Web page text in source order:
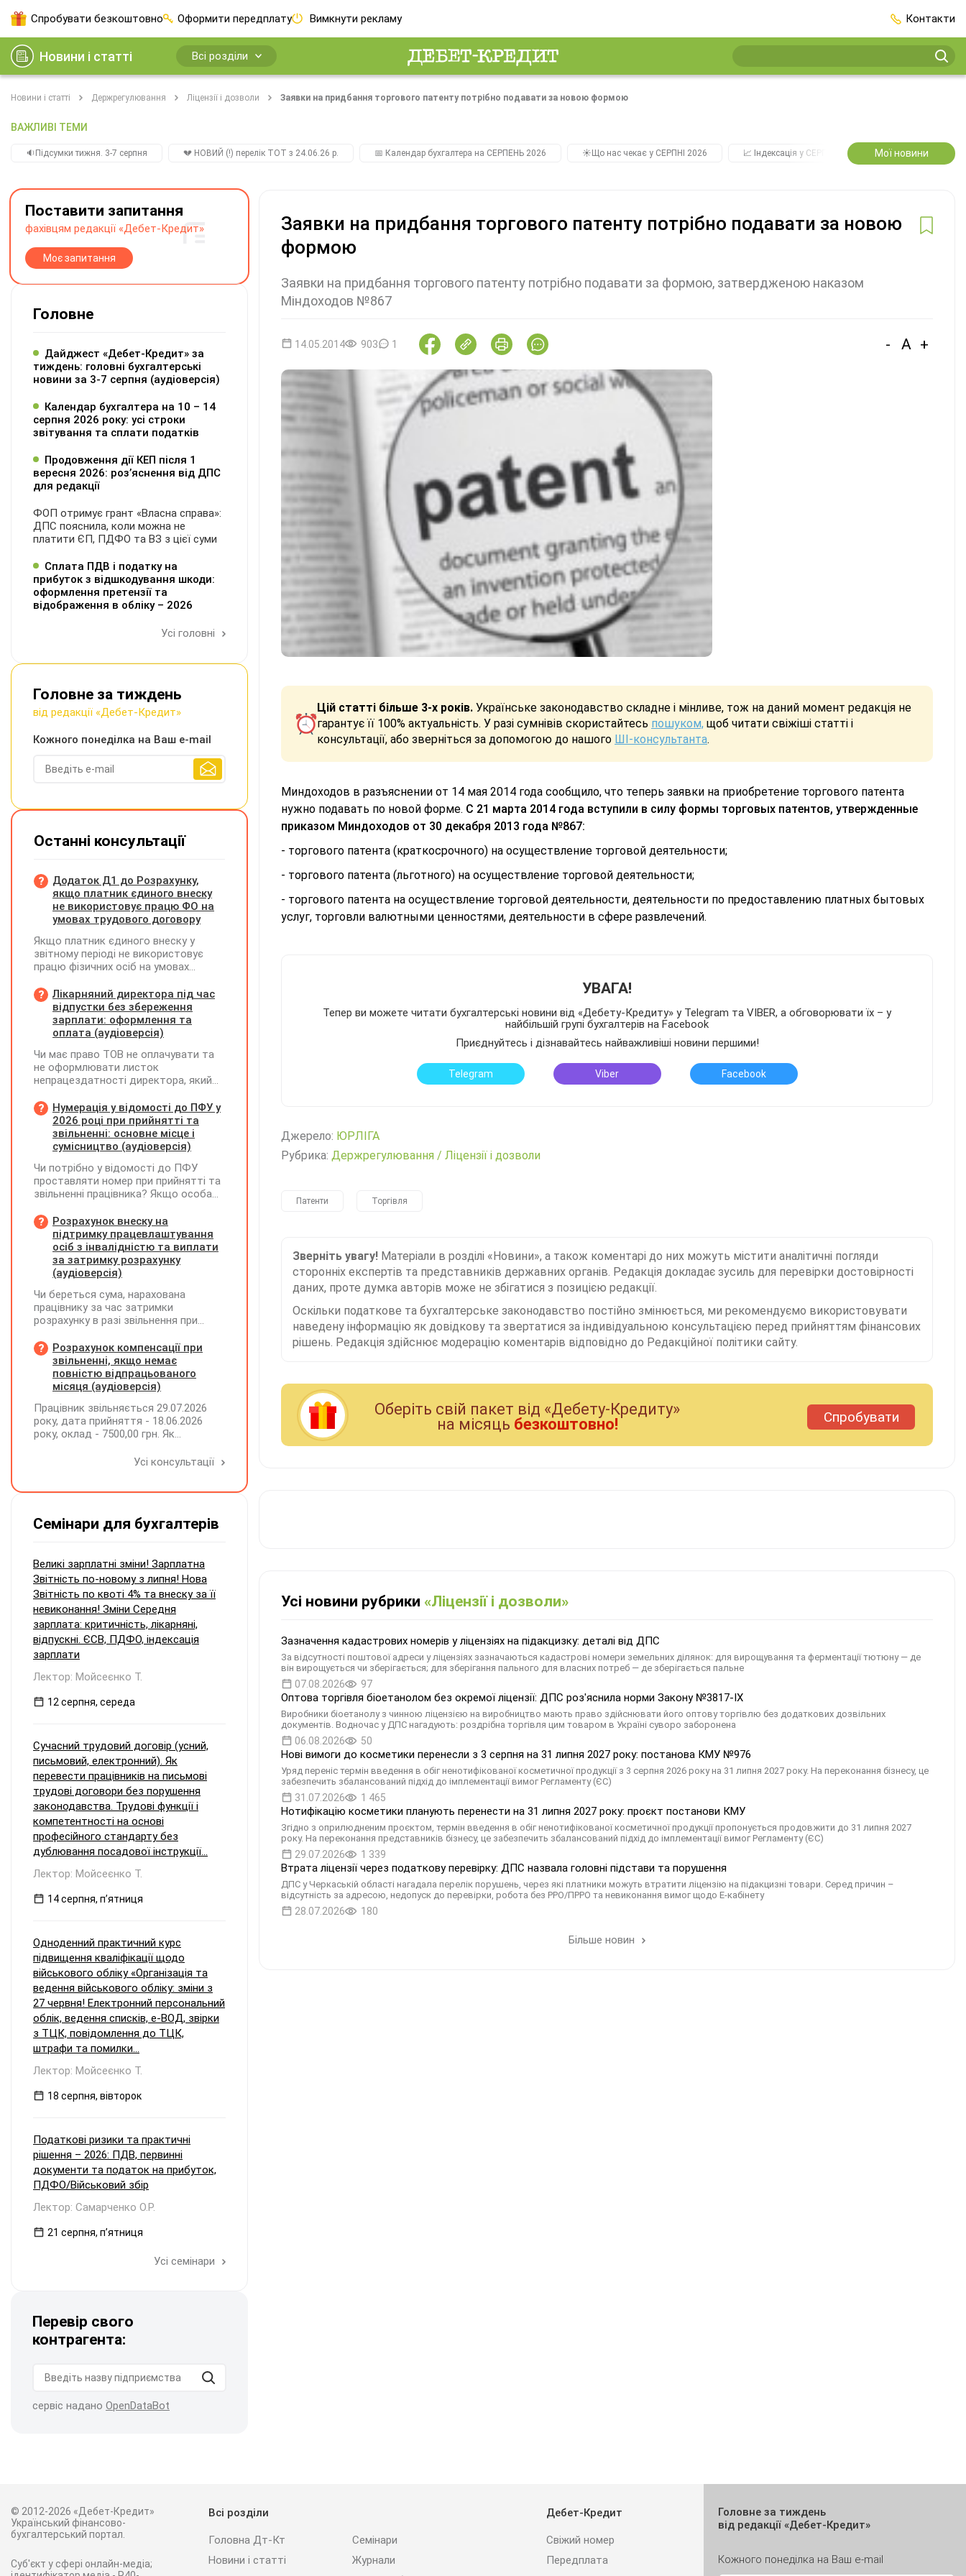
Спробувати безкоштовно Оформити передплату Вимкнути рекламу Контакти
Новини і статті Всі розділи
Новини і статті Держрегулювання Ліцензії і дозволи Заявки на придбання торгового патенту потрібно подавати за новою формою
ВАЖЛИВІ ТЕМИ
🔉Підсумки тижня. 3-7 серпня 💔 НОВИЙ (!) перелік ТОТ з 24.06.26 р. 📅 Календар бухгалтера на СЕРПЕНЬ 2026 ☀️Що нас чекає у СЕРПНІ 2026 📈 Індексація у СЕРПНІ 2️⃣0️⃣2️⃣7️⃣ Усі ключові
Мої новини
Заявки на придбання торгового патенту потрібно подавати за новою
формою
Заявки на придбання торгового патенту потрібно подавати за формою, затвердженою наказом
Міндоходов №867
14.05.2014 903 1 - A +
Цій статті більше 3-х років. Українське законодавство складне і мінливе, тож на даний момент редакція не
гарантує її 100% актуальність. У разі сумнівів скористайтесь пошуком, щоб читати свіжіші статті і
консультації, або зверніться за допомогою до нашого ШІ-консультанта.
Миндоходов в разъяснении от 14 мая 2014 года сообщило, что теперь заявки на приобретение торгового патента
нужно подавать по новой форме. С 21 марта 2014 года вступили в силу формы торговых патентов, утвержденные
приказом Миндоходов от 30 декабря 2013 года №867:
- торгового патента (краткосрочного) на осуществление торговой деятельности;
- торгового патента (льготного) на осуществление торговой деятельности;
- торгового патента на осуществление торговой деятельности, деятельности по предоставлению платных бытовых
услуг, торговли валютными ценностями, деятельности в сфере развлечений.
УВАГА!
Тепер ви можете читати бухгалтерські новини від «Дебету-Кредиту» у Telegram та VIBER, а обговорювати їх – у
найбільшій групі бухгалтерів на Facebook
Приєднуйтесь і дізнавайтесь найважливіші новини першими!
Telegram Viber Facebook
Джерело: ЮРЛІГА
Рубрика: Держрегулювання / Ліцензії і дозволи
Патенти Торгівля
Зверніть увагу! Матеріали в розділі «Новини», а також коментарі до них можуть містити аналітичні погляди
сторонніх експертів та представників державних органів. Редакція докладає зусиль для перевірки достовірності
даних, проте думка авторів може не збігатися з позицією редакції.
Оскільки податкове та бухгалтерське законодавство постійно змінюється, ми рекомендуємо використовувати
наведену інформацію як довідкову та звертатися за індивідуальною консультацією перед прийняттям фінансових
рішень. Редакція здійснює модерацію коментарів відповідно до Редакційної політики сайту.
Оберiть свiй пакет вiд «Дебету-Кредиту»
на мiсяць безкоштовно! Спробувати
Усі новини рубрики «Ліцензії і дозволи»
Зазначення кадастрових номерів у ліцензіях на підакцизку: деталі від ДПС
За відсутності поштової адреси у ліцензіях зазначаються кадастрові номери земельних ділянок: для вирощування та ферментації тютюну — де
він вирощується чи зберігається; для зберігання пального для власних потреб — де зберігається пальне
07.08.2026 97
Оптова торгівля біоетанолом без окремої ліцензії: ДПС роз'яснила норми Закону №3817-IX
Виробники біоетанолу з чинною ліцензією на виробництво мають право здійснювати його оптову торгівлю без додаткових дозвільних
документів. Водночас у ДПС нагадують: роздрібна торгівля цим товаром в Україні суворо заборонена
06.08.2026 50
Нові вимоги до косметики перенесли з 3 серпня на 31 липня 2027 року: постанова КМУ №976
Уряд переніс термін введення в обіг ненотифікованої косметичної продукції з 3 серпня 2026 року на 31 липня 2027 року. На переконання бізнесу, це
забезпечить збалансований підхід до імплементації вимог Регламенту (ЄС)
31.07.2026 1 465
Нотифікацію косметики планують перенести на 31 липня 2027 року: проєкт постанови КМУ
Згідно з оприлюдненим проєктом, термін введення в обіг ненотифікованої косметичної продукції пропонується продовжити до 31 липня 2027
року. На переконання представників бізнесу, це забезпечить збалансований підхід до імплементації вимог Регламенту (ЄС)
29.07.2026 1 339
Втрата ліцензії через податкову перевірку: ДПС назвала головні підстави та порушення
ДПС у Черкаській області нагадала перелік порушень, через які платники можуть втратити ліцензію на підакцизні товари. Серед причин –
відсутність за адресою, недопуск до перевірки, робота без РРО/ПРРО та невиконання вимог щодо Е-кабінету
28.07.2026 180
Більше новин
Поставити запитання
фахівцям редакції «Дебет-Кредит»
Моє запитання
Головне
Дайджест «Дебет-Кредит» за
тиждень: головні бухгалтерські
новини за 3-7 серпня (аудіоверсія)
Календар бухгалтера на 10 – 14
серпня 2026 року: усі строки
звітування та сплати податків
Продовження дії КЕП після 1
вересня 2026: розʼяснення від ДПС
для редакції
ФОП отримує грант «Власна справа»:
ДПС пояснила, коли можна не
платити ЄП, ПДФО та ВЗ з цієї суми
Сплата ПДВ і податку на
прибуток з відшкодування шкоди:
оформлення претензії та
відображення в обліку – 2026
Усі головні
Головне за тиждень
від редакції «Дебет-Кредит»
Кожного понеділка на Ваш e-mail
Останні консультації
Додаток Д1 до Розрахунку,
якщо платник єдиного внеску
не використовує працю ФО на
умовах трудового договору
Якщо платник єдиного внеску у
звітному періоді не використовує
працю фізичних осіб на умовах
на інших умовах, передбачених
законодавством, Додаток Д1/
Додаток ФІЗ-Д1 за відповідний
період не подається
Лікарняний директора під час
відпустки без збереження
зарплати: оформлення та
оплата (аудіоверсія)
Чи має право ТОВ не оплачувати та
не оформлювати листок
непрацездатності директора, який
збереження заробітної плати під час
призупинення діяльності
підприємства?
Нумерація у відомості до ПФУ у
2026 році при прийнятті та
звільненні: основне місце і
сумісництво (аудіоверсія)
Чи потрібно у відомості до ПФУ
проставляти номер при прийнятті та
звільненні працівника? Якщо особа
місцем роботи та за сумісництвом,
чи рахується це як два роботодавці?
Розрахунок внеску на
підтримку працевлаштування
осіб з інвалідністю та виплати
за затримку розрахунку
(аудіоверсія)
Чи береться сума, нарахована
працівнику за час затримки
розрахунку в разі звільнення при
заробітної плати (винагороди), для
розрахунку внеску на підтримку
працевлаштування осіб з
інвалідністю?
Розрахунок компенсації при
звільненні, якщо немає
повністю відпрацьованого
місяця (аудіоверсія)
Працівник звільняється 29.07.2026
року, дата прийняття - 18.06.2026
року, оклад - 7500,00 грн. Як
невикористаних днів відпустки при
Усі консультації
Семінари для бухгалтерів
Великі зарплатні зміни! Зарплатна
Звітність по-новому з липня! Нова
Звітність по квоті 4% та внеску за її
невиконання! Зміни Середня
зарплата: критичність, лікарняні,
відпускні. ЄСВ, ПДФО, індексація
зарплати
Лектор: Мойсеєнко Т.
12 серпня, середа
Сучасний трудовий договір (усний,
письмовий, електронний). Як
перевести працівників на письмові
трудові договори без порушення
законодавства. Трудові функції і
компетентності на основі
професійного стандарту без
дублювання посадової інструкції...
Лектор: Мойсеєнко Т.
14 серпня, пʼятниця
Одноденний практичний курс
підвищення кваліфікації щодо
військового обліку «Організація та
ведення військового обліку: зміни з
27 червня! Електронний персональний
облік, ведення списків, е-ВОД, звірки
з ТЦК, повідомлення до ТЦК,
штрафи та помилки...
Лектор: Мойсеєнко Т.
18 серпня, вівторок
Податкові ризики та практичні
рішення – 2026: ПДВ, первинні
документи та податок на прибуток,
ПДФО/Військовий збір
Лектор: Самарченко О.Р.
21 серпня, пʼятниця
Усі семінари
Перевір свого
контрагента:
сервіс надано OpenDataBot
© 2012-2026 «Дебет-Кредит»
Український фінансово-
бухгалтерський портал.
Суб'єкт у сфері онлайн-медіа;
Всі розділи
Головна Дт-Кт
Новини і статті
Семінари
Журнали
Дебет-Кредит
Свіжий номер
Передплата
Головне за тиждень
від редакції «Дебет-Кредит»
Кожного понеділка на Ваш e-mail